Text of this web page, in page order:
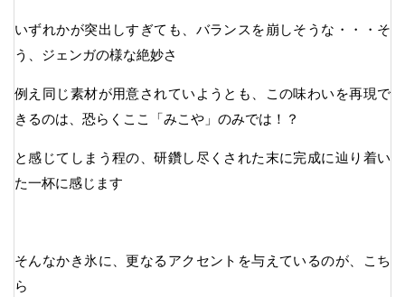
いずれかが突出しすぎても、バランスを崩しそうな・・・そ
う、ジェンガの様な絶妙さ
例え同じ素材が用意されていようとも、この味わいを再現で
きるのは、恐らくここ「みこや」のみでは！？
と感じてしまう程の、研鑽し尽くされた末に完成に辿り着い
た一杯に感じます
そんなかき氷に、更なるアクセントを与えているのが、こち
ら